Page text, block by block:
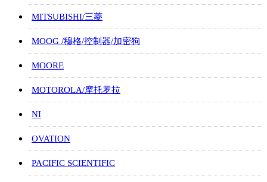
MITSUBISHI/三菱
MOOG /穆格/控制器/加密狗
MOORE
MOTOROLA/摩托罗拉
NI
OVATION
PACIFIC SCIENTIFIC